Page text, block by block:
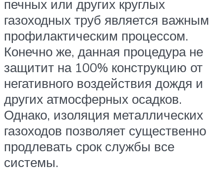
печных или других круглых
газоходных труб является важным
профилактическим процессом.
Конечно же, данная процедура не
защитит на 100% конструкцию от
негативного воздействия дождя и
других атмосферных осадков.
Однако, изоляция металлических
газоходов позволяет существенно
продлевать срок службы все
системы.